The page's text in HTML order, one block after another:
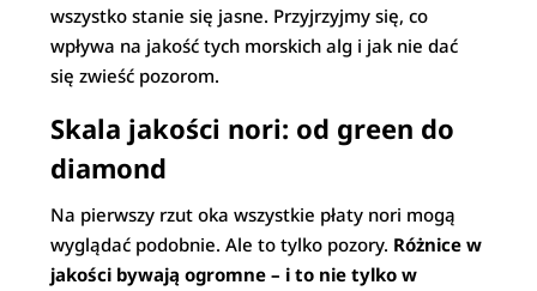
wszystko stanie się jasne. Przyjrzyjmy się, co
wpływa na jakość tych morskich alg i jak nie dać
się zwieść pozorom.
Skala jakości nori: od green do
diamond
Na pierwszy rzut oka wszystkie płaty nori mogą
wyglądać podobnie. Ale to tylko pozory. Różnice w
jakości bywają ogromne – i to nie tylko w